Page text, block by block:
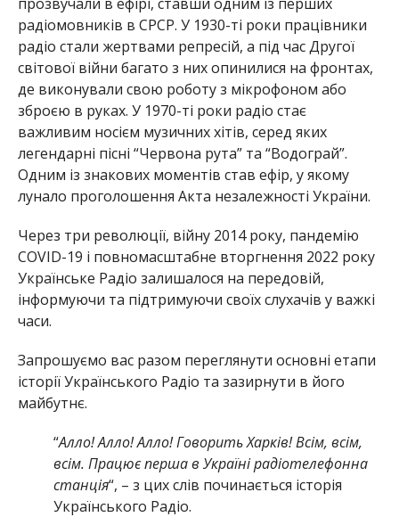
радіомовників в СРСР. У 1930-ті роки працівники
радіо стали жертвами репресій, а під час Другої
світової війни багато з них опинилися на фронтах,
де виконували свою роботу з мікрофоном або
зброєю в руках. У 1970-ті роки радіо стає
важливим носієм музичних хітів, серед яких
легендарні пісні “Червона рута” та “Водограй”.
Одним із знакових моментів став ефір, у якому
лунало проголошення Акта незалежності України.
Через три революції, війну 2014 року, пандемію
COVID-19 і повномасштабне вторгнення 2022 року
Українське Радіо залишалося на передовій,
інформуючи та підтримуючи своїх слухачів у важкі
часи.
Запрошуємо вас разом переглянути основні етапи
історії Українського Радіо та зазирнути в його
майбутнє.
“Алло! Алло! Алло! Говорить Харків! Всім, всім,
всім. Працює перша в Україні радіотелефонна
станція“, – з цих слів починається історія
Українського Радіо.